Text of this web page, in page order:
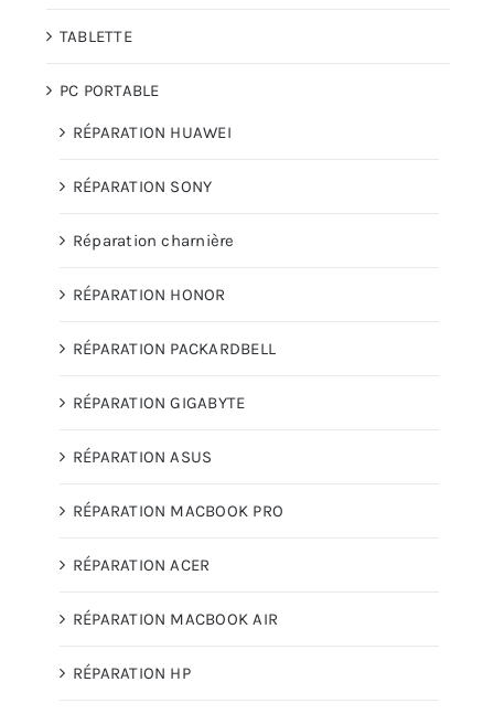
TABLETTE
PC PORTABLE
RÉPARATION HUAWEI
RÉPARATION SONY
Réparation charnière
RÉPARATION HONOR
RÉPARATION PACKARDBELL
RÉPARATION GIGABYTE
RÉPARATION ASUS
RÉPARATION MACBOOK PRO
RÉPARATION ACER
RÉPARATION MACBOOK AIR
RÉPARATION HP